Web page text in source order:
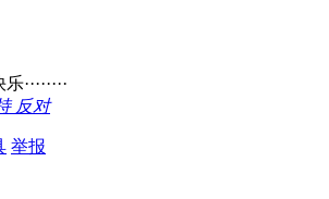
········
反对
举报